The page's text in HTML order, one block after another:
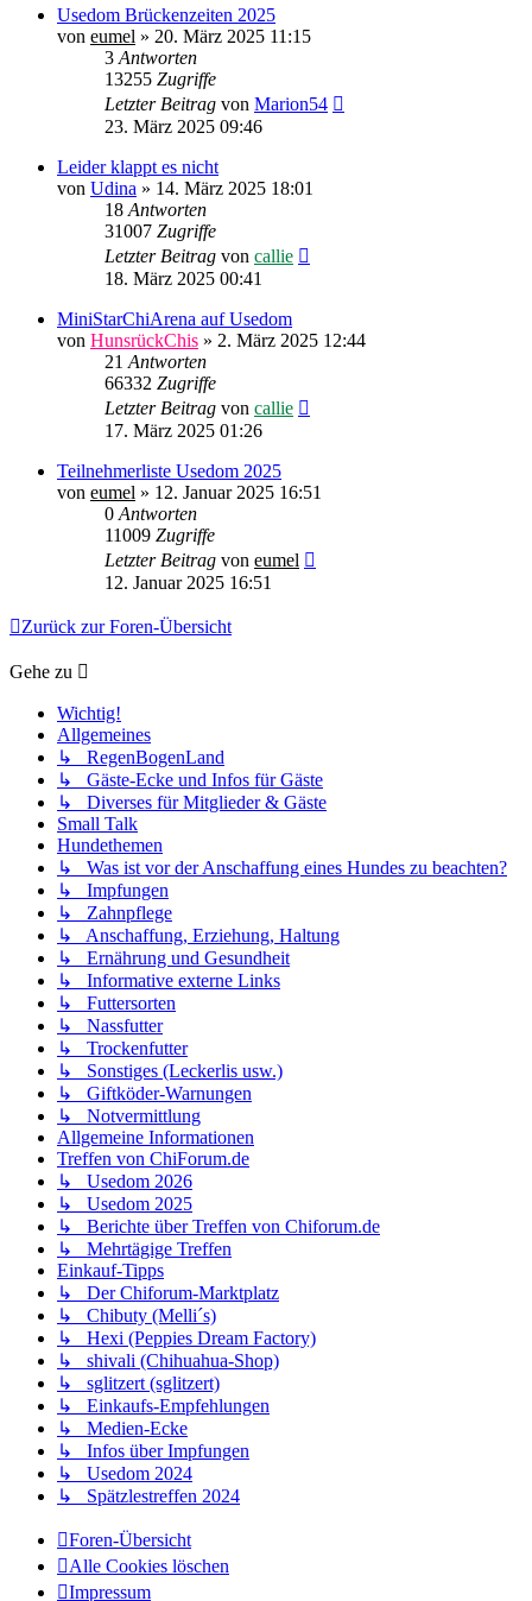
Usedom Brückenzeiten 2025
von eumel » 20. März 2025 11:15
3 Antworten
13255 Zugriffe
Letzter Beitrag von Marion54
23. März 2025 09:46
Leider klappt es nicht
von Udina » 14. März 2025 18:01
18 Antworten
31007 Zugriffe
Letzter Beitrag von callie
18. März 2025 00:41
MiniStarChiArena auf Usedom
von HunsrückChis » 2. März 2025 12:44
21 Antworten
66332 Zugriffe
Letzter Beitrag von callie
17. März 2025 01:26
Teilnehmerliste Usedom 2025
von eumel » 12. Januar 2025 16:51
0 Antworten
11009 Zugriffe
Letzter Beitrag von eumel
12. Januar 2025 16:51
Zurück zur Foren-Übersicht
Gehe zu
Wichtig!
Allgemeines
↳ RegenBogenLand
↳ Gäste-Ecke und Infos für Gäste
↳ Diverses für Mitglieder & Gäste
Small Talk
Hundethemen
↳ Was ist vor der Anschaffung eines Hundes zu beachten?
↳ Impfungen
↳ Zahnpflege
↳ Anschaffung, Erziehung, Haltung
↳ Ernährung und Gesundheit
↳ Informative externe Links
↳ Futtersorten
↳ Nassfutter
↳ Trockenfutter
↳ Sonstiges (Leckerlis usw.)
↳ Giftköder-Warnungen
↳ Notvermittlung
Allgemeine Informationen
Treffen von ChiForum.de
↳ Usedom 2026
↳ Usedom 2025
↳ Berichte über Treffen von Chiforum.de
↳ Mehrtägige Treffen
Einkauf-Tipps
↳ Der Chiforum-Marktplatz
↳ Chibuty (Melli´s)
↳ Hexi (Peppies Dream Factory)
↳ shivali (Chihuahua-Shop)
↳ sglitzert (sglitzert)
↳ Einkaufs-Empfehlungen
↳ Medien-Ecke
↳ Infos über Impfungen
↳ Usedom 2024
↳ Spätzlestreffen 2024
Foren-Übersicht
Alle Cookies löschen
Impressum